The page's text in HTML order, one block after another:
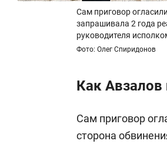
Сам приговор
запрашивала 2 года
руководителя
Фото: Олег Спиридонов
Как Авзалов
Сам приговор
сторона